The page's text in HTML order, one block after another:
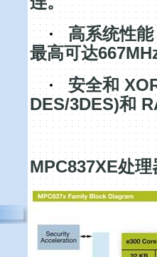
·
高系统性
最高可达
· 安全和
DES/3DES)和
MPC837XE处理